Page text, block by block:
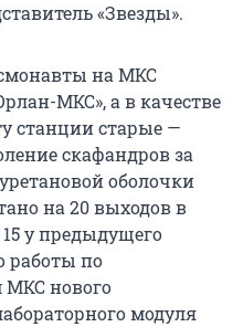
«Звезды».
на МКС
МКС», а в качестве
станции старые —
скафандров за
оболочки
на 20 выходов в
у предыдущего
работы по
нового
модуля